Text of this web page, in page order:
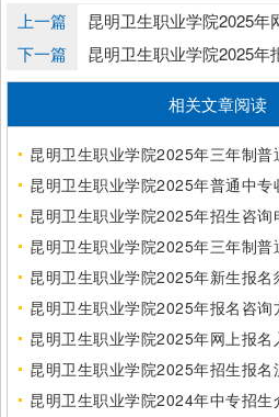
上一篇
昆明卫生职业学院2025年
下一篇
昆明卫生职业学院2025年
相关文章阅读
昆明卫生职业学院2025年三年制普
昆明卫生职业学院2025年普通中专
昆明卫生职业学院2025年招生咨询
昆明卫生职业学院2025年三年制普
昆明卫生职业学院2025年新生报名
昆明卫生职业学院2025年报名咨询
昆明卫生职业学院2025年网上报名
昆明卫生职业学院2025年招生报名
昆明卫生职业学院2024年中专招生